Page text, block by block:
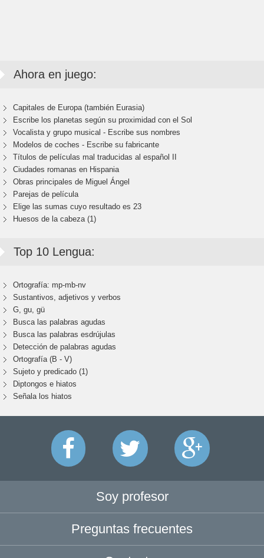
Ahora en juego:
Capitales de Europa (también Eurasia)
Escribe los planetas según su proximidad con el Sol
Vocalista y grupo musical - Escribe sus nombres
Modelos de coches - Escribe su fabricante
Títulos de películas mal traducidas al español II
Ciudades romanas en Hispania
Obras principales de Miguel Ángel
Parejas de película
Elige las sumas cuyo resultado es 23
Huesos de la cabeza (1)
Top 10 Lengua:
Ortografía: mp-mb-nv
Sustantivos, adjetivos y verbos
G, gu, gü
Busca las palabras agudas
Busca las palabras esdrújulas
Detección de palabras agudas
Ortografía (B - V)
Sujeto y predicado (1)
Diptongos e hiatos
Señala los hiatos
Soy profesor
Preguntas frecuentes